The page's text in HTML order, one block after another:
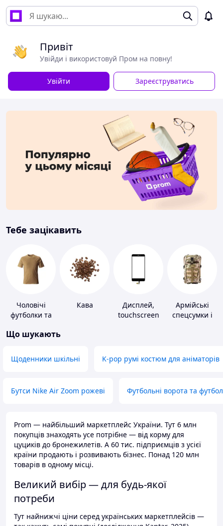
Привіт
Увійди і використовуй Пром на повну!
Увійти Зареєструватись
Тебе зацікавить
Чоловічі
футболки та
Кава
Дисплей,
touchscreen
Армійські
спецсумки і
Що шукають
Щоденники шкільні K-pop румі костюм для аніматорів
Бутси Nike Air Zoom рожеві Футбольні ворота та
Prom — найбільший маркетплейс України. Тут 6 млн
покупців знаходять усе потрібне — від корму для
цуциків до бронежилетів. А 60 тис. підприємців з усієї
країни продають і розвивають бізнес. Понад 120 млн
товарів в одному місці.
Великий вибір — для будь-якої
потреби
Тут найнижчі ціни серед українських маркетплейсів —